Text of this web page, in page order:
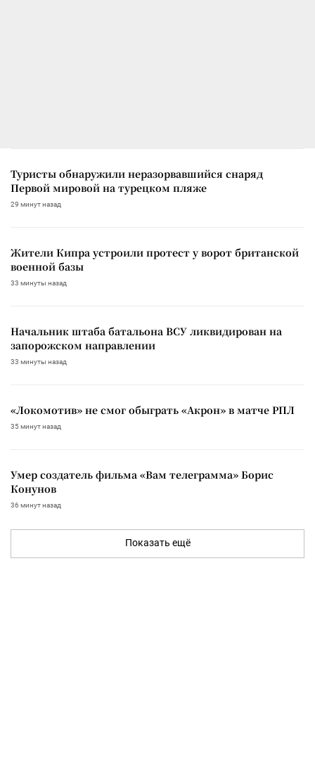
Туристы обнаружили неразорвавшийся снаряд
Первой мировой на турецком пляже
29 минут назад
Жители Кипра устроили протест у ворот британской
военной базы
33 минуты назад
Начальник штаба батальона ВСУ ликвидирован на
запорожском направлении
33 минуты назад
«Локомотив» не смог обыграть «Акрон» в матче РПЛ
35 минут назад
Умер создатель фильма «Вам телеграмма» Борис
Конунов
36 минут назад
Показать ещё